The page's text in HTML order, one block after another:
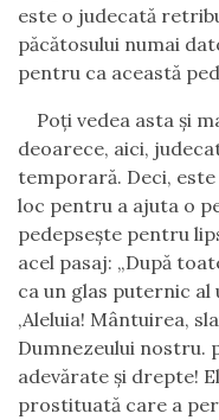
este o judecată
păcătosului numai
pentru ca această
Poți vedea asta și
deoarece, aici,
temporară. Deci,
loc pentru a ajuta o
pedepsește pentru
acel pasaj: „După
ca un glas puternic al
‚Aleluia! Mântuirea,
Dumnezeului nostru.
adevărate şi drepte!
prostituată care a